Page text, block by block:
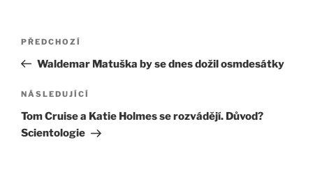
Navigace
příspěvek
Předchozí
příspěvek
PŘEDCHOZÍ
Waldemar Matuška by se dnes dožil osmdesátky
Následující
příspěvek
NÁSLEDUJÍCÍ
Tom Cruise a Katie Holmes se rozvádějí. Důvod?
Scientologie